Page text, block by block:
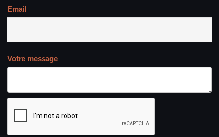
Email
Votre message